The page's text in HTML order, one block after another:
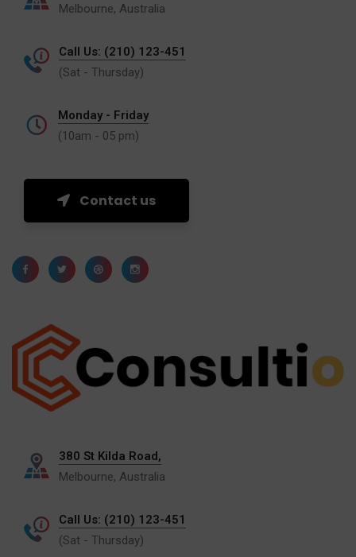
Melbourne, Australia
Call Us: (210) 123-451
(Sat - Thursday)
Monday - Friday
(10am - 05 pm)
Contact us
380 St Kilda Road,
Melbourne, Australia
Call Us: (210) 123-451
(Sat - Thursday)